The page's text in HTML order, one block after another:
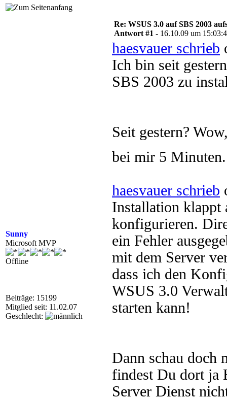
Sunny
Microsoft MVP
Offline
Beiträge: 15199
Mitglied seit: 11.02.07
Geschlecht:
Re: WSUS 3.0 auf SBS 2003
Antwort #1 - 16.10.09 um
haesvauer schrieb
Ich bin seit
SBS 2003 zu
Seit gestern?
bei mir 5
haesvauer schrieb
Installation klappt
konfigurieren.
ein Fehler
mit dem Server
dass ich den
WSUS 3.0
starten kann!
Dann schau doch
findest Du dort ja
Server Dienst